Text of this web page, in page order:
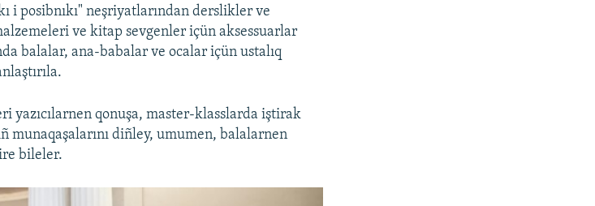
i posibnıkı" neşriyatlarından derslikler ve
ve kitap sevgenler içün aksessuarlar
balalar, ana-babalar ve ocalar içün ustalıq
yazıcılarnen qonuşa, master-klasslarda iştirak
diñley, umumen, balalarnen
bileler.